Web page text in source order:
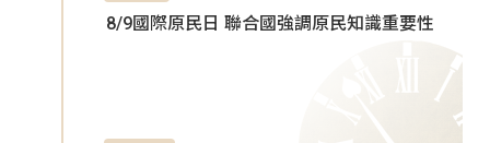
8/9國際原民日 聯合國強調原民知識重要性